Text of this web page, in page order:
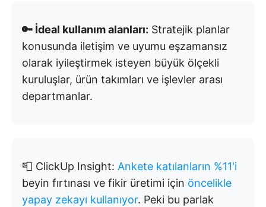
🔑 İdeal kullanım alanları: Stratejik planlar
konusunda iletişim ve uyumu eşzamansız
olarak iyileştirmek isteyen büyük ölçekli
kuruluşlar, ürün takımları ve işlevler arası
departmanlar.
📮 ClickUp Insight: Ankete katılanların %11'i
beyin fırtınası ve fikir üretimi için öncelikle
yapay zekayı kullanıyor. Peki bu parlak